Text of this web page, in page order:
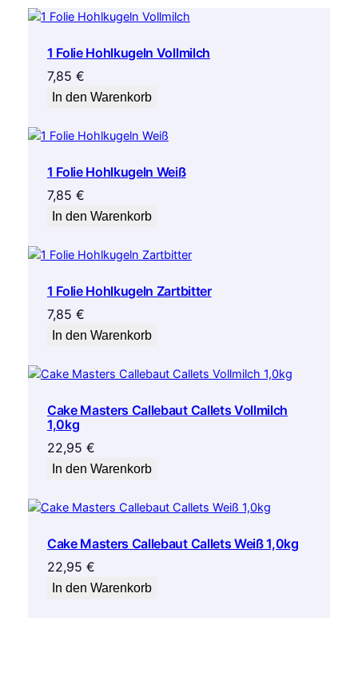
1 Folie Hohlkugeln Vollmilch
7,85 €
In den Warenkorb
1 Folie Hohlkugeln Weiß
7,85 €
In den Warenkorb
1 Folie Hohlkugeln Zartbitter
7,85 €
In den Warenkorb
Cake Masters Callebaut Callets Vollmilch
1,0kg
22,95 €
In den Warenkorb
Cake Masters Callebaut Callets Weiß 1,0kg
22,95 €
In den Warenkorb